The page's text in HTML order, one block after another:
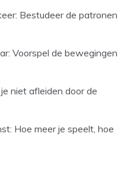
Bestudeer de patronen
Voorspel de bewegingen
niet afleiden door de
Hoe meer je speelt, hoe